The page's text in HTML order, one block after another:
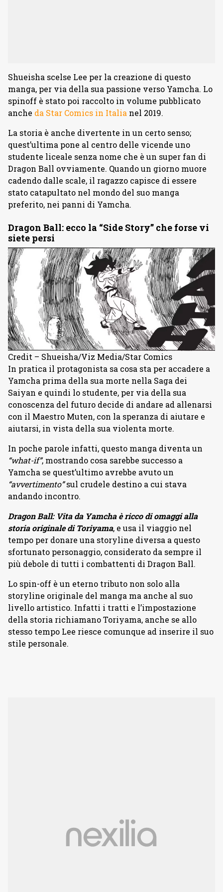
Shueisha scelse Lee per la creazione di questo
manga, per via della sua passione verso Yamcha. Lo
spinoff è stato poi raccolto in volume pubblicato
anche da Star Comics in Italia nel 2019.
La storia è anche divertente in un certo senso;
quest’ultima pone al centro delle vicende uno
studente liceale senza nome che è un super fan di
Dragon Ball ovviamente. Quando un giorno muore
cadendo dalle scale, il ragazzo capisce di essere
stato catapultato nel mondo del suo manga
preferito, nei panni di Yamcha.
Dragon Ball: ecco la “Side Story” che forse vi
siete persi
Credit – Shueisha/Viz Media/Star Comics
In pratica il protagonista sa cosa sta per accadere a
Yamcha prima della sua morte nella Saga dei
Saiyan e quindi lo studente, per via della sua
conoscenza del futuro decide di andare ad allenarsi
con il Maestro Muten, con la speranza di aiutare e
aiutarsi, in vista della sua violenta morte.
In poche parole infatti, questo manga diventa un
“what-if”, mostrando cosa sarebbe successo a
Yamcha se quest’ultimo avrebbe avuto un
“avvertimento”sul crudele destino a cui stava
andando incontro.
Dragon Ball: Vita da Yamcha è ricco di omaggi alla
storia originale di Toriyama, e usa il viaggio nel
tempo per donare una storyline diversa a questo
sfortunato personaggio, considerato da sempre il
più debole di tutti i combattenti di Dragon Ball.
Lo spin-off è un eterno tributo non solo alla
storyline originale del manga ma anche al suo
livello artistico. Infatti i tratti e l’impostazione
della storia richiamano Toriyama, anche se allo
stesso tempo Lee riesce comunque ad inserire il suo
stile personale.